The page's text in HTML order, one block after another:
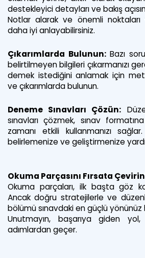
destekleyici detayları ve bakış
Notlar alarak ve önemli noktaları
daha iyi anlayabilirsiniz.
Çıkarımlarda Bulunun:Bazı
belirtilmeyen bilgileri çıkarmanızı
demek istediğini anlamak için
ve çıkarımlarda bulunun.
Deneme Sınavları Çözün:
sınavları çözmek, sınav
zamanı etkili kullanmanızı
belirlemenize ve geliştirmenize
Okuma Parçasını Fırsata
Okuma parçaları, ilk başta göz
Ancak doğru stratejilerle ve
bölümü sınavdaki en güçlü
Unutmayın, başarıya giden yol,
adımlardan geçer.